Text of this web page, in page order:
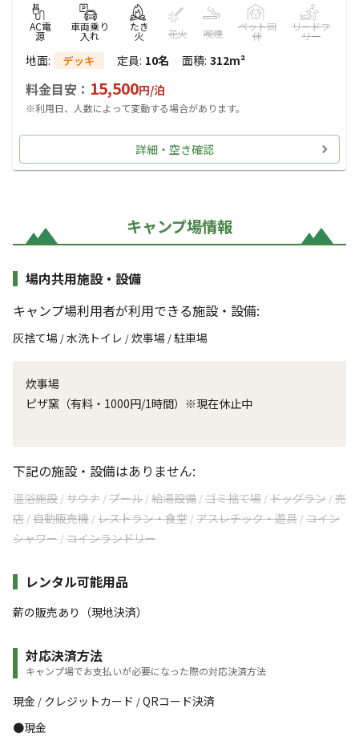
AC電
源
車両乗り
入れ
たき
火 花火 喫煙
ペット同
伴
リードフ
リー
地面: デッキ 定員: 10名 面積: 312m²
料金目安： 15,500円/泊
※利用日、人数によって変動する場合があります。
詳細・空き確認
キャンプ場情報
場内共用施設・設備
キャンプ場利用者が利用できる施設・設備:
灰捨て場 /水洗トイレ /炊事場 /駐車場
炊事場
ピザ窯（有料・1000円/1時間）※現在休止中
下記の施設・設備はありません:
温浴施設 /サウナ /プール /給湯設備 /ゴミ捨て場 /ドッグラン /売
店 /自動販売機 /レストラン・食堂 /アスレチック・遊具 /コイン
シャワー /コインランドリー
レンタル可能用品
薪の販売あり（現地決済）
対応決済方法
キャンプ場でお支払いが必要になった際の対応決済方法
現金 / クレジットカード /QRコード決済
●現金